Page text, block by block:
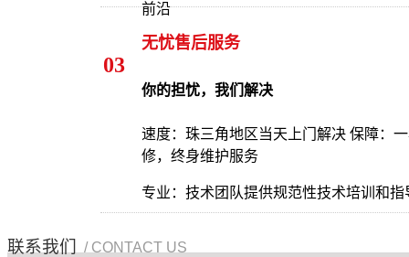
前沿
03
无忧售后服务
你的担忧，我们解决
速度：珠三角地区当天上门解决 保障：
修，终身维护服务
专业：技术团队提供规范性技术培训和指
联系我们 / CONTACT US